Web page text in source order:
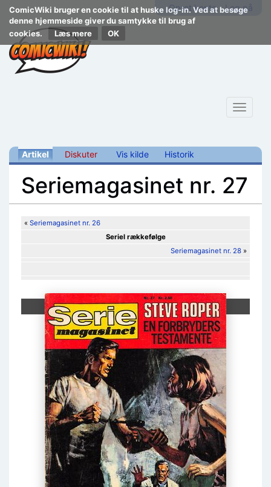
ComicWiki bruger en cookie til at huske log-in. Ved at besøge
denne hjemmeside giver du samtykke til brug af
cookies.
Læs mere
Opret konto Log på
Toggle
Artikel Diskuter Vis kilde Historik
Seriemagasinet nr. 27
« Seriemagasinet nr. 26
Seriel rækkefølge
Seriemagasinet nr. 28 »